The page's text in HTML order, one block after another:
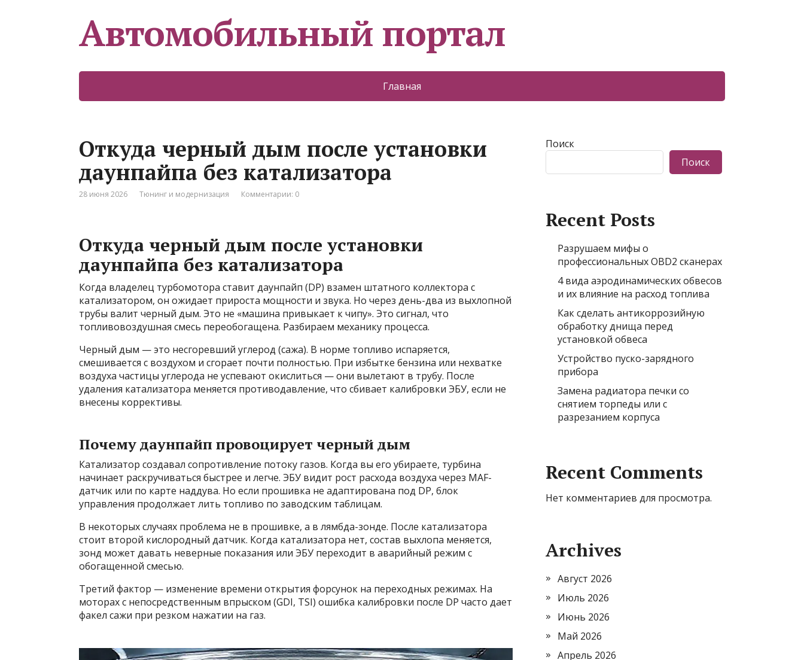
Автомобильный портал
Главная
Откуда черный дым после установки
даунпайпа без катализатора
28 июня 2026 Тюнинг и модернизация Комментарии: 0
Откуда черный дым после установки
даунпайпа без катализатора
Когда владелец турбомотора ставит даунпайп (DP) взамен штатного коллектора с
катализатором, он ожидает прироста мощности и звука. Но через день-два из выхлопной
трубы валит черный дым. Это не «машина привыкает к чипу». Это сигнал, что
топливовоздушная смесь переобогащена. Разбираем механику процесса.
Черный дым — это несгоревший углерод (сажа). В норме топливо испаряется,
смешивается с воздухом и сгорает почти полностью. При избытке бензина или нехватке
воздуха частицы углерода не успевают окислиться — они вылетают в трубу. После
удаления катализатора меняется противодавление, что сбивает калибровки ЭБУ, если не
внесены коррективы.
Почему даунпайп провоцирует черный дым
Катализатор создавал сопротивление потоку газов. Когда вы его убираете, турбина
начинает раскручиваться быстрее и легче. ЭБУ видит рост расхода воздуха через MAF-
датчик или по карте наддува. Но если прошивка не адаптирована под DP, блок
управления продолжает лить топливо по заводским таблицам.
В некоторых случаях проблема не в прошивке, а в лямбда-зонде. После катализатора
стоит второй кислородный датчик. Когда катализатора нет, состав выхлопа меняется,
зонд может давать неверные показания или ЭБУ переходит в аварийный режим с
обогащенной смесью.
Третий фактор — изменение времени открытия форсунок на переходных режимах. На
моторах с непосредственным впрыском (GDI, TSI) ошибка калибровки после DP часто дает
факел сажи при резком нажатии на газ.
Поиск
Поиск
Recent Posts
Разрушаем мифы о
профессиональных OBD2 сканерах
4 вида аэродинамических обвесов
и их влияние на расход топлива
Как сделать антикоррозийную
обработку днища перед
установкой обвеса
Устройство пуско-зарядного
прибора
Замена радиатора печки со
снятием торпеды или с
разрезанием корпуса
Recent Comments
Нет комментариев для просмотра.
Archives
Август 2026
Июль 2026
Июнь 2026
Май 2026
Апрель 2026